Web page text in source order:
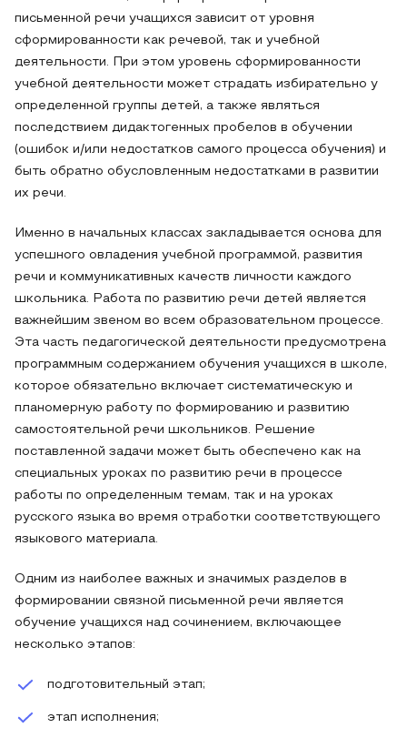
письменной речи учащихся зависит от уровня
сформированности как речевой, так и учебной
деятельности. При этом уровень сформированности
учебной деятельности может страдать избирательно у
определенной группы детей, а также являться
последствием дидактогенных пробелов в обучении
(ошибок и/или недостатков самого процесса обучения) и
быть обратно обусловленным недостатками в развитии
их речи.
Именно в начальных классах закладывается основа для
успешного овладения учебной программой, развития
речи и коммуникативных качеств личности каждого
школьника. Работа по развитию речи детей является
важнейшим звеном во всем образовательном процессе.
Эта часть педагогической деятельности предусмотрена
программным содержанием обучения учащихся в школе,
которое обязательно включает систематическую и
планомерную работу по формированию и развитию
самостоятельной речи школьников. Решение
поставленной задачи может быть обеспечено как на
специальных уроках по развитию речи в процессе
работы по определенным темам, так и на уроках
русского языка во время отработки соответствующего
языкового материала.
Одним из наиболее важных и значимых разделов в
формировании связной письменной речи является
обучение учащихся над сочинением, включающее
несколько этапов:
подготовительный этап;
этап исполнения;